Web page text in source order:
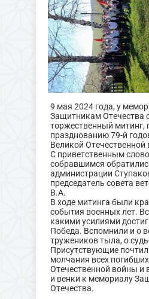
9 мая 2024 года, у
Защитникам Отечества
торжественный
празднованию 79-й
Великой Отечественной
С приветственным
собравшимся
администрации
председатель совета
В.А.
В ходе митинга были
события военных лет.
какими усилиями
Победа. Вспомнили и о
тружеников тыла, о
Присутствующие
молчания всех
Отечественной войны и
и венки к мемориалу
Отечества.